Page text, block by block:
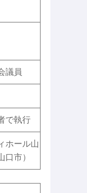
議員
で執行
ホール山
口市）